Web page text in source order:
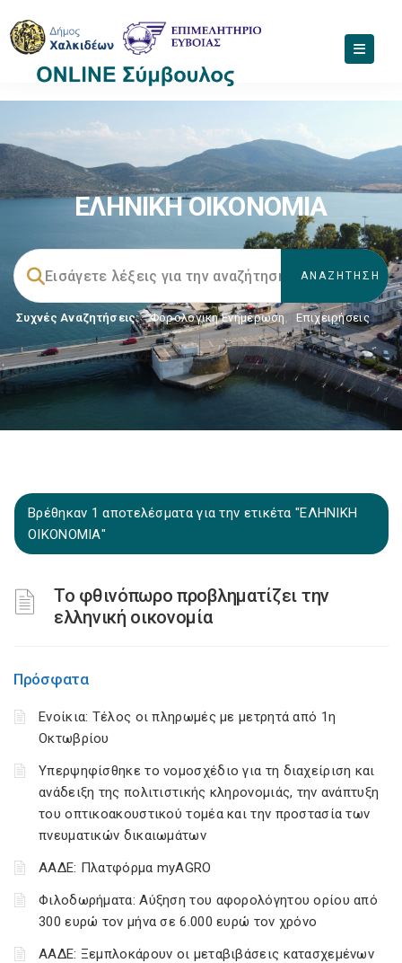
ΕΛΗΝΙΚΗ ΟΙΚΟΝΟΜΙΑ
Συχνές Αναζητήσεις: Φορολογικη Ενημέρωση, Επιχειρήσεις
Βρέθηκαν 1 αποτελέσματα για την ετικέτα "ΕΛΗΝΙΚΗ
ΟΙΚΟΝΟΜΙΑ"
Το φθινόπωρο προβληματίζει την
ελληνική οικονομία
Πρόσφατα
Ενοίκια: Τέλος οι πληρωμές με μετρητά από 1η
Οκτωβρίου
Υπερψηφίσθηκε το νομοσχέδιο για τη διαχείριση και
ανάδειξη της πολιτιστικής κληρονομιάς, την ανάπτυξη
του οπτικοακουστικού τομέα και την προστασία των
πνευματικών δικαιωμάτων
ΑΑΔΕ: Πλατφόρμα myAGRO
Φιλοδωρήματα: Αύξηση του αφορολόγητου ορίου από
300 ευρώ τον μήνα σε 6.000 ευρώ τον χρόνο
ΑΑΔΕ: Ξεμπλοκάρουν οι μεταβιβάσεις κατασχεμένων